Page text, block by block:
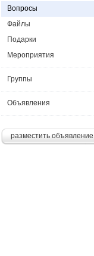
Вопросы
Файлы
Подарки
Мероприятия
Группы
Объявления
разместить объявление